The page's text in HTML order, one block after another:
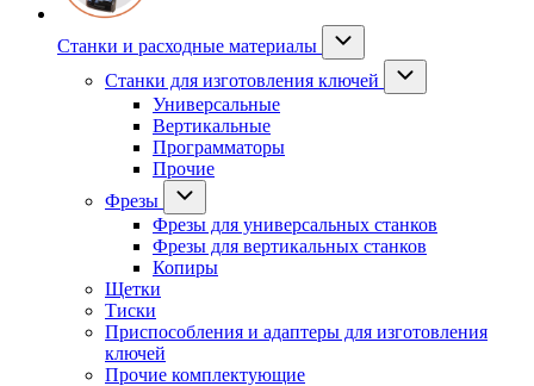
Станки и расходные материалы
Станки для изготовления ключей
Универсальные
Вертикальные
Программаторы
Прочие
Фрезы
Фрезы для универсальных станков
Фрезы для вертикальных станков
Копиры
Щетки
Тиски
Приспособления и адаптеры для изготовления
ключей
Прочие комплектующие